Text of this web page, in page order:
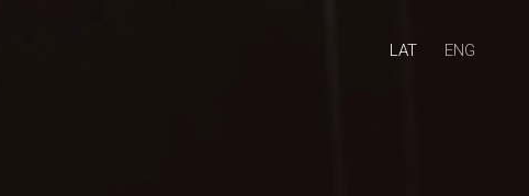
LAT ENG